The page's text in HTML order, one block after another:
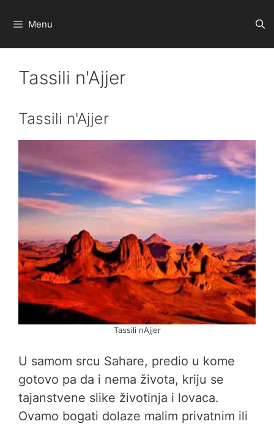
Menu
Tassili n'Ajjer
Tassili n'Ajjer
Tassili nAjjer
U samom srcu Sahare, predio u kome
gotovo pa da i nema života, kriju se
tajanstvene slike životinja i lovaca.
Ovamo bogati dolaze malim privatnim ili